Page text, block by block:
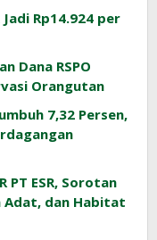
Rp14.924 per
Dana RSPO
Orangutan
7,32 Persen,
PT ESR, Sorotan
Adat, dan Habitat